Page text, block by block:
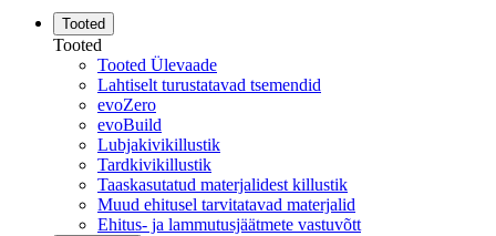
Tooted
Tooted
Tooted Ülevaade
Lahtiselt turustatavad tsemendid
evoZero
evoBuild
Lubjakivikillustik
Tardkivikillustik
Taaskasutatud materjalidest killustik
Muud ehitusel tarvitatavad materjalid
Ehitus- ja lammutusjäätmete vastuvõtt